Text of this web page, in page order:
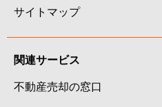
サイトマップ
関連サービス
不動産売却の窓口